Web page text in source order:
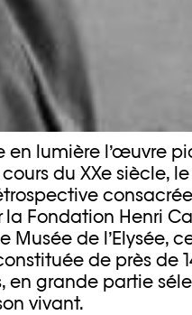
lumière l’œuvre
du XXe siècle,
la Fondation Henri
Musée de l’Elysée,
de près de
en grande partie
vivant.